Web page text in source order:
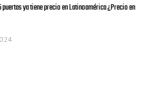
puertas ya tiene precio en Latinoamérica ¿Precio en